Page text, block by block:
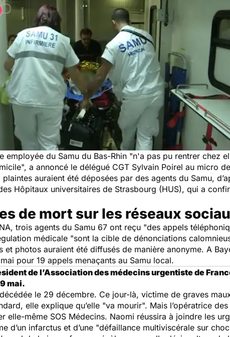
employée du Samu du Bas-Rhin "n'a pas pu rentrer chez
", a annoncé le délégué CGT Sylvain Poirel au micro
auraient été déposées par des agents du Samu,
Hôpitaux universitaires de Strasbourg (HUS), qui a
de mort sur les réseaux
trois agents du Samu 67 ont reçu "des appels
médicale "sont la cible de dénonciations
et photos auraient été diffusés de manière anonyme. A
pour 19 appels menaçants au Samu local.
de l’Association des médecins urgentiste de
mai.
le 29 décembre. Ce jour-là, victime de graves
elle explique qu’elle "va mourir". Mais l’opératrice
elle-même SOS Médecins. Naomi réussira à joindre les
d’un infarctus et d’une "défaillance multiviscérale sur